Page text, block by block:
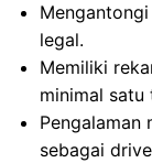
legal.
Memiliki
minimal satu
Pengalaman
sebagai